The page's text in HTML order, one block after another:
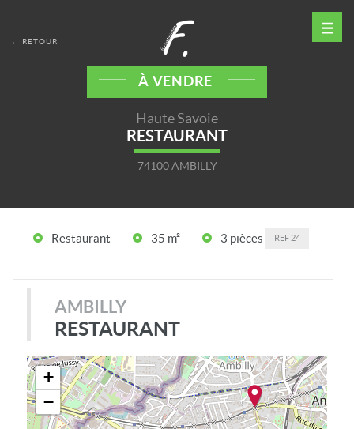
← RETOUR
À VENDRE
Haute Savoie
RESTAURANT
74100 AMBILLY
Restaurant 35 m² 3 pièces REF 24
AMBILLY
RESTAURANT
+
−